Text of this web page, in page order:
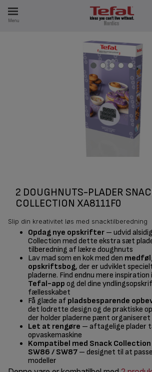
Menu
2 DOUGHNUTS-PLADER
COLLECTION XA8111F0
Slip din kreativitet løs med snacktilberedning
Opdag nye opskrifter – udvid
Collection med dette ekstra sæt
tilberedning af lækre doughnuts
Lav mad som en kok med den
opskriftsbog, der er udviklet
pladerne. Find endnu mere inspiration
Tefal-app og del dine
fællesskabet
Få glæde af pladsbesparende
det lodrette design og de praktiske
der holder pladerne pænt organiseret
Let at rengøre – aftagelige plader
opvaskemaskine
Kompatibel med Snack Collection
SW86 / SW87 – designet til at
modeller